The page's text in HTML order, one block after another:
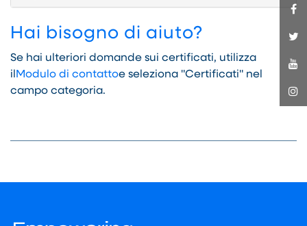
Hai bisogno di aiuto?
Se hai ulteriori domande sui certificati, utilizza
il Modulo di contattoe seleziona "Certificati" nel
campo categoria.